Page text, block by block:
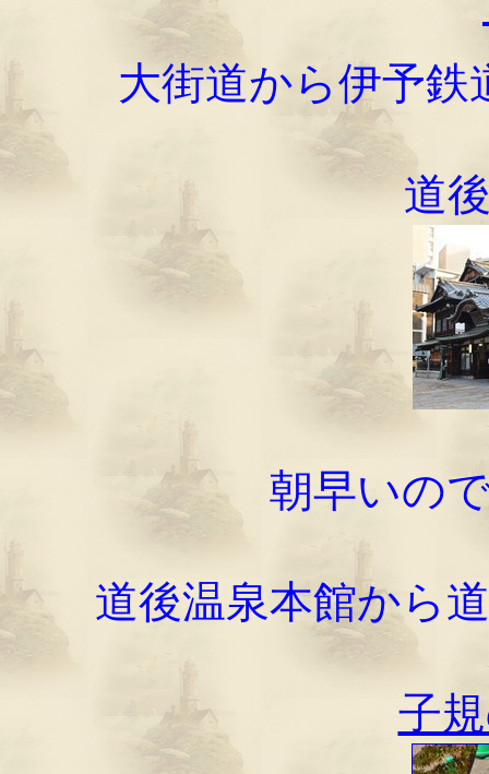
大街道から伊予鉄
道
朝早いの
道後温泉本館から
子